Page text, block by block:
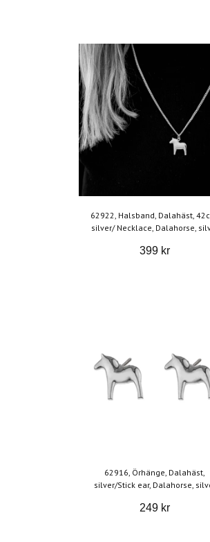
62922, Halsband, Dalahäst,
silver/ Necklace, Dalahorse,
399 kr
62916, Örhänge, Dalahäst,
silver/Stick ear, Dalahorse,
249 kr